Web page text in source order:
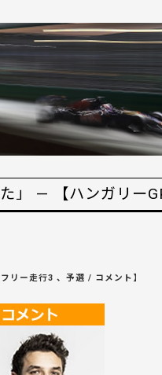
」 — 【ハンガリー
リー走行3 、予選 / コメント】